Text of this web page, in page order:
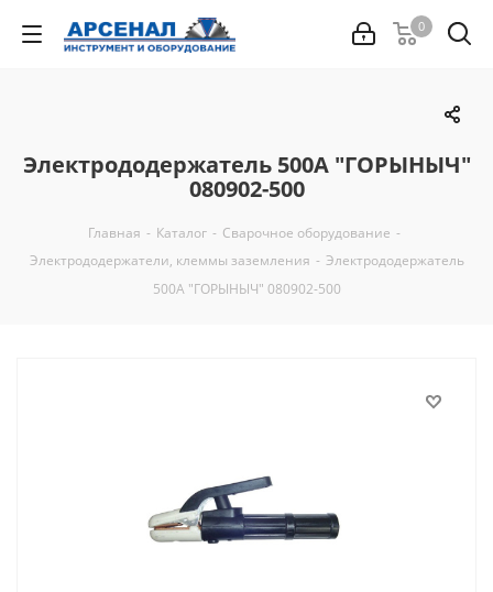
0
Электрододержатель 500А "ГОРЫНЫЧ"
080902-500
Главная - Каталог - Сварочное оборудование -
Электрододержатели, клеммы заземления - Электрододержатель
500А "ГОРЫНЫЧ" 080902-500